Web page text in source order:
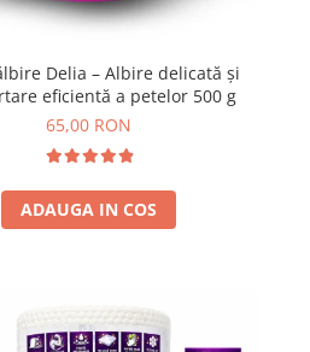
Delia – Albire delicată și
eficientă a petelor 500 g
65,00 RON
ADAUGA IN COS